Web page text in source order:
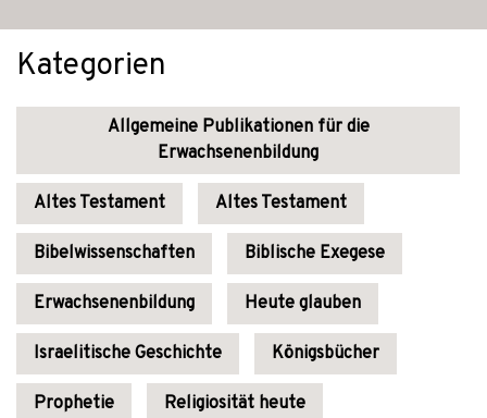
Kategorien
Allgemeine Publikationen für die
Erwachsenenbildung
Altes Testament Altes Testament
Bibelwissenschaften Biblische Exegese
Erwachsenenbildung Heute glauben
Israelitische Geschichte Königsbücher
Prophetie Religiosität heute